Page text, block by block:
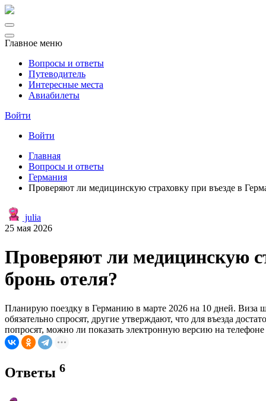
Главное меню
Вопросы и ответы
Путеводитель
Интересные места
Авиабилеты
Войти
Войти
Главная
Вопросы и ответы
Германия
Проверяют ли медицинскую страховку при въезде в
julia
25 мая 2026
Проверяют ли медицинскую
бронь отеля?
Планирую поездку в Германию в марте 2026 на 10 дней. Виза
обязательно спросят, другие утверждают, что для въезда
попросят, можно ли показать электронную версию на
Ответы 6